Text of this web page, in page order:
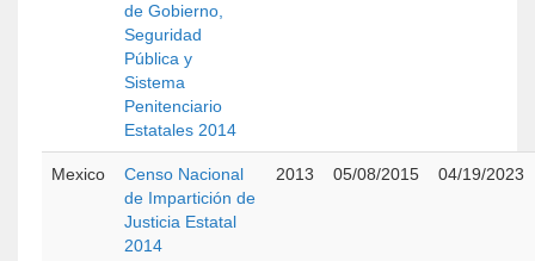
de Gobierno,
Seguridad
Pública y
Sistema
Penitenciario
Estatales 2014
Mexico
Censo Nacional
de Impartición de
Justicia Estatal
2014
2013 05/08/2015 04/19/2023